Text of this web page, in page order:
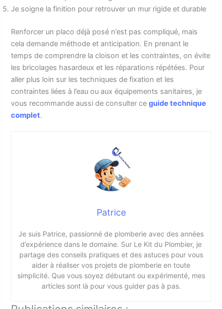
Je soigne la finition pour retrouver un mur rigide et durable
Renforcer un placo déjà posé n’est pas compliqué, mais
cela demande méthode et anticipation. En prenant le
temps de comprendre la cloison et les contraintes, on évite
les bricolages hasardeux et les réparations répétées. Pour
aller plus loin sur les techniques de fixation et les
contraintes liées à l’eau ou aux équipements sanitaires, je
vous recommande aussi de consulter ceguide technique
complet.
Patrice
Je suis Patrice, passionné de plomberie avec des années
d’expérience dans le domaine. Sur Le Kit du Plombier, je
partage des conseils pratiques et des astuces pour vous
aider à réaliser vos projets de plomberie en toute
simplicité. Que vous soyez débutant ou expérimenté, mes
articles sont là pour vous guider pas à pas.